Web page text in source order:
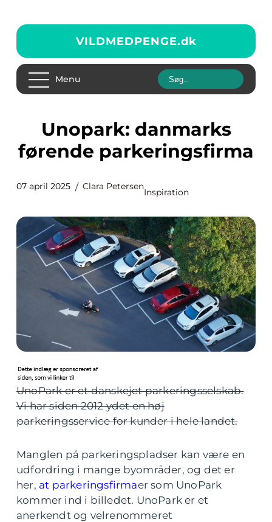
VILDMEDPENGE.dk
Menu
Unopark: danmarks
førende parkeringsfirma
07 april 2025 Clara Petersen
Inspiration
UnoPark er et danskejet parkeringsselskab.
Vi har siden 2012 ydet en høj
parkeringsservice for kunder i hele landet.
Manglen på parkeringspladser kan være en
udfordring i mange byområder, og det er
her, at parkeringsfirmaer som UnoPark
kommer ind i billedet. UnoPark er et
anerkendt og velrenommeret